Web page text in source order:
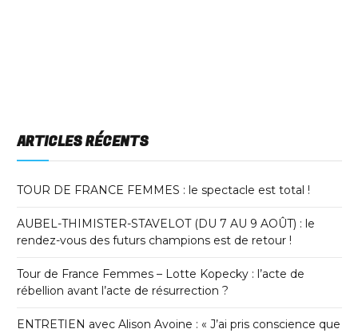
ARTICLES RÉCENTS
TOUR DE FRANCE FEMMES : le spectacle est total !
AUBEL-THIMISTER-STAVELOT (DU 7 AU 9 AOÛT) : le
rendez-vous des futurs champions est de retour !
Tour de France Femmes – Lotte Kopecky : l’acte de
rébellion avant l’acte de résurrection ?
ENTRETIEN avec Alison Avoine : « J’ai pris conscience que